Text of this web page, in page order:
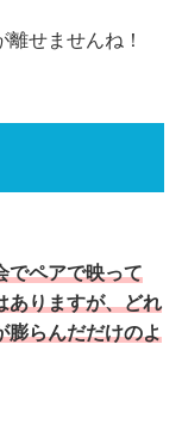
せませんね！
でペアで映って
ありますが、どれ
膨らんだだけのよ